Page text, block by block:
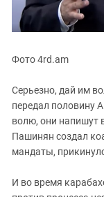
Южная Осетия
ЮФО
Фото 4rd.am
Серьезно, дай им
передал половину
волю, они напишут
Пашинян создал
мандаты,
И во время